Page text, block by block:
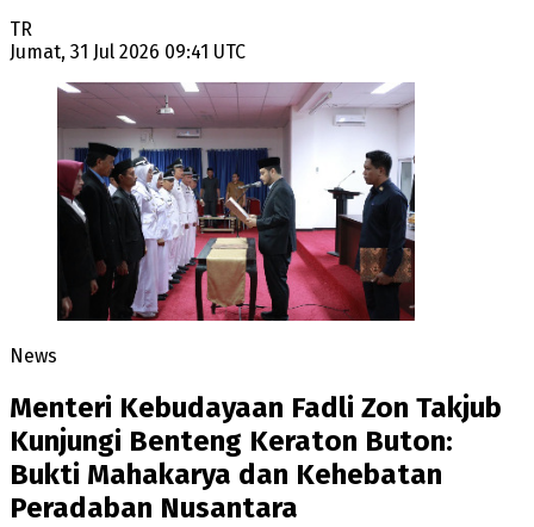
TR
Jumat, 31 Jul 2026 09:41 UTC
News
Menteri Kebudayaan Fadli Zon Takjub
Kunjungi Benteng Keraton Buton:
Bukti Mahakarya dan Kehebatan
Peradaban Nusantara